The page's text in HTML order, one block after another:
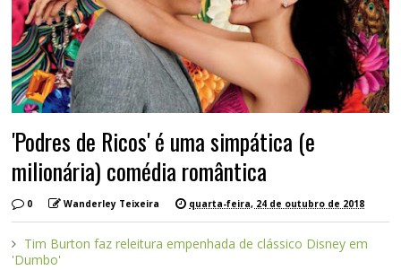
'Podres de Ricos' é uma simpática (e
milionária) comédia romântica
0 Wanderley Teixeira quarta-feira, 24 de outubro de 2018
Tim Burton faz releitura empenhada de clássico Disney em
'Dumbo'